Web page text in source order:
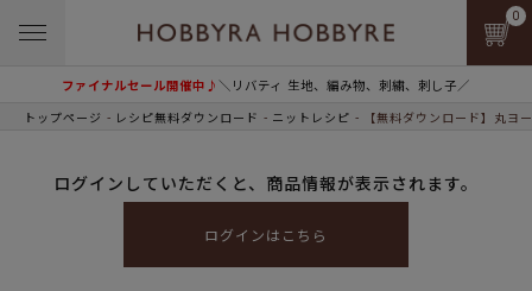
ファイナルセール開催中♪＼リバティ 生地、編み物、刺繍、刺し子／
0
トップページ レシピ無料ダウンロード ニットレシピ 【無料ダウンロード】丸ヨ
ログインしていただくと、商品情報が表示されます。
ログインはこちら